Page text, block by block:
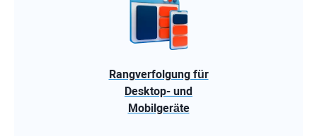
Rangverfolgung für
Desktop- und
Mobilgeräte